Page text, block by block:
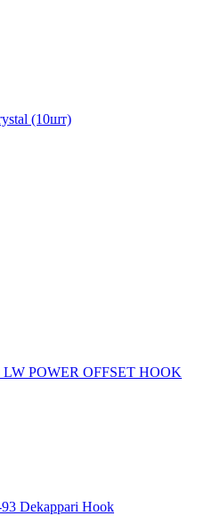
(10шт)
POWER OFFSET HOOK
Dekappari Hook